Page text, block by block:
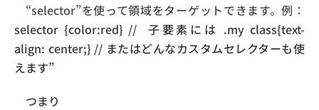
“selector”を使って領域をターゲットできます。例：
selector {color:red} //
子要素には .my class{text-
align: center;} // またはどんなカスタムセレクターも使
えます”
つまり